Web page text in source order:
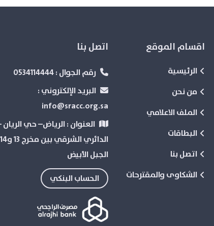
اقسام الموقع
الرئيسية
من نحن
الملف الاعلامي
البطاقات
اتصل بنا
الشكاوى والمقترحات
اتصل بنا
رقم الجوال :
البريد الإلكتروني :
info@sracc.org.sa
العنوان :الرياض– حي الريان
الجبل الأبيض
الحساب البنكي